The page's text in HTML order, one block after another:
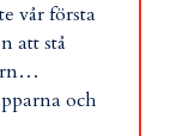
vår första
att stå
och